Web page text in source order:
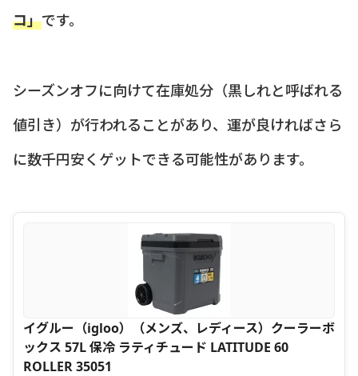
コ」です。
シーズンオフに向けて在庫処分（黒しれと呼ばれる
値引き）が行われることがあり、運が良ければさら
に数千円安くゲットできる可能性があります。
イグルー（igloo）（メンズ、レディース）クーラーボ
ックス 57L 保冷 ラティチュード LATITUDE 60
ROLLER 35051